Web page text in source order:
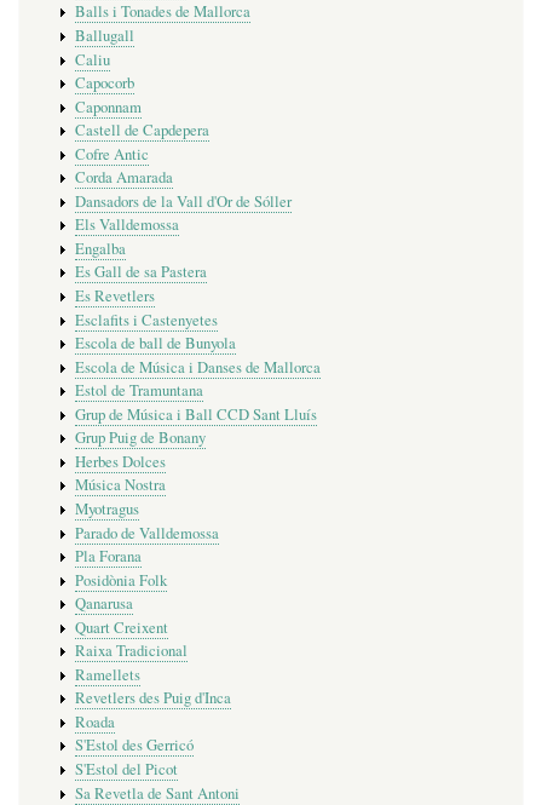
Balls i Tonades de Mallorca
Ballugall
Caliu
Capocorb
Caponnam
Castell de Capdepera
Cofre Antic
Corda Amarada
Dansadors de la Vall d'Or de Sóller
Els Valldemossa
Engalba
Es Gall de sa Pastera
Es Revetlers
Esclafits i Castenyetes
Escola de ball de Bunyola
Escola de Música i Danses de Mallorca
Estol de Tramuntana
Grup de Música i Ball CCD Sant Lluís
Grup Puig de Bonany
Herbes Dolces
Música Nostra
Myotragus
Parado de Valldemossa
Pla Forana
Posidònia Folk
Qanarusa
Quart Creixent
Raixa Tradicional
Ramellets
Revetlers des Puig d'Inca
Roada
S'Estol des Gerricó
S'Estol del Picot
Sa Revetla de Sant Antoni